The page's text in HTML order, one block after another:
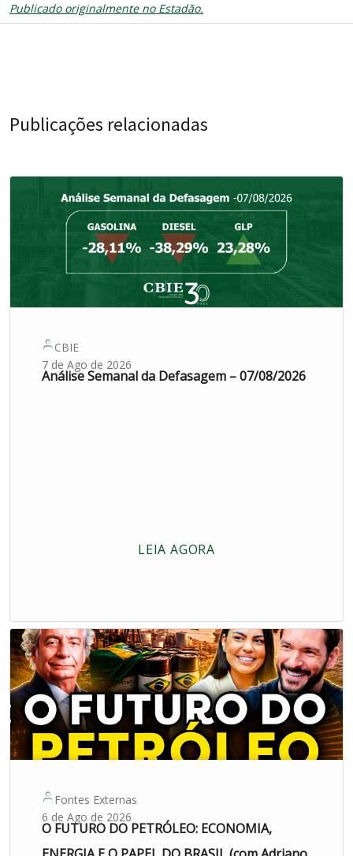
Publicado originalmente no Estadão.
Publicações relacionadas
CBIE
7 de Ago de 2026
Análise Semanal da Defasagem – 07/08/2026
LEIA AGORA
Fontes Externas
6 de Ago de 2026
O FUTURO DO PETRÓLEO: ECONOMIA,